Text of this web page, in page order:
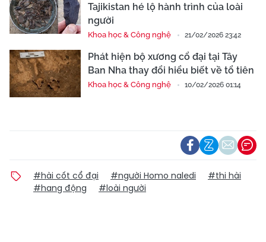
Tajikistan hé lộ hành trình của loài
người
Khoa học & Công nghệ 21/02/2026 23:42
Phát hiện bộ xương cổ đại tại Tây
Ban Nha thay đổi hiểu biết về tổ tiên
Khoa học & Công nghệ 10/02/2026 01:14
#hài cốt cổ đại #người Homo naledi
#thi hài
#hang động
#loài người